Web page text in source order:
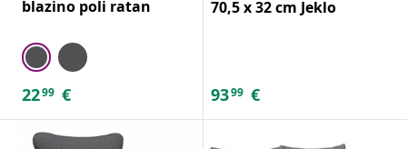
blazino poli ratan
2299 €
70,5 x 32 cm Jeklo
9399 €